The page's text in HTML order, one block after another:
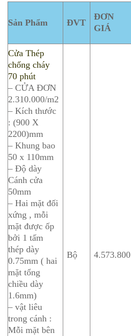
Sản Phẩm ĐVT
ĐƠN
GIÁ
Cửa Thép
chống cháy
70 phút
– CỬA ĐƠN
2.310.000/m2
– Kích thước
: (900 X
2200)mm
– Khung bao
50 x 110mm
– Độ dày
Cánh cửa
50mm
– Hai mặt đối
xứng , mỗi
mặt được ốp
bởi 1 tấm
thép dày
0.75mm ( hai
mặt tổng
chiều dày
1.6mm)
– vật liêu
trong cánh :
Mỗi mặt bên
Bộ 4.573.800